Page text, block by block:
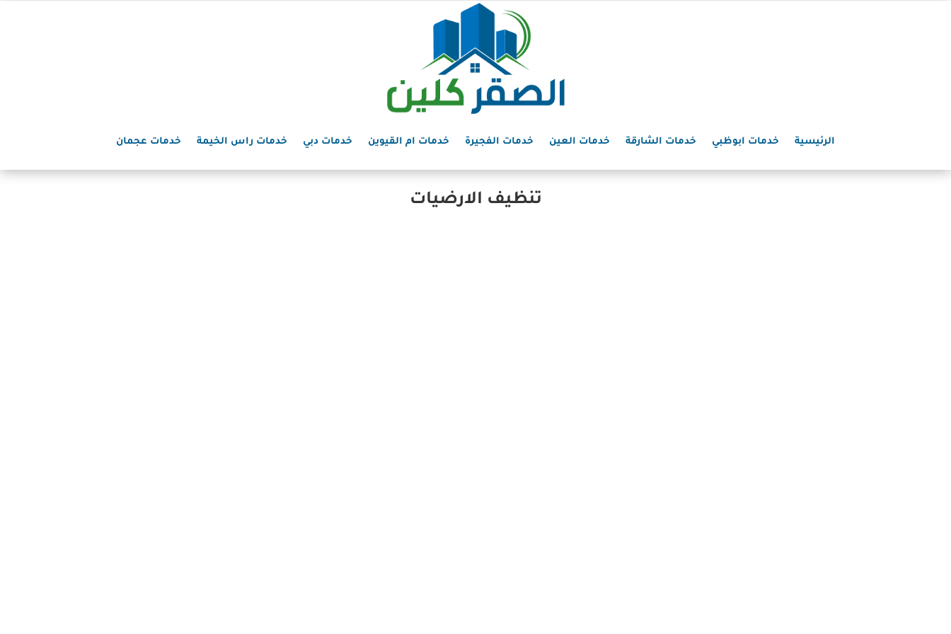
الرئيسية خدمات ابوظبي خدمات الشارقة خدمات العين خدمات الفجيرة خدمات ام القيوين خدمات دبي خدمات راس الخيمة خدمات عجمان
تنظيف الارضيات